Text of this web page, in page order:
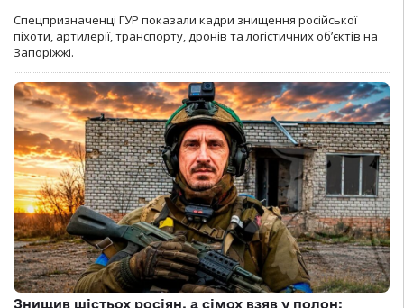
Спецпризначенці ГУР показали кадри знищення російської
піхоти, артилерії, транспорту, дронів та логістичних об’єктів на
Запоріжжі.
Знищив шістьох росіян, а сімох взяв у полон: